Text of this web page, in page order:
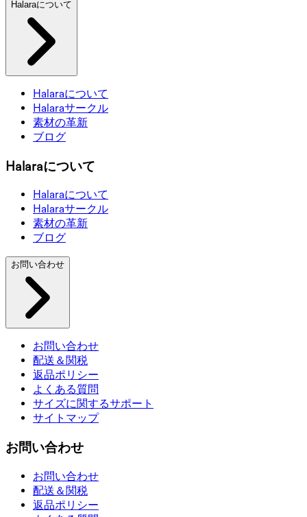
Halaraについて
Halaraについて
Halaraサークル
素材の革新
ブログ
Halaraについて
Halaraについて
Halaraサークル
素材の革新
ブログ
お問い合わせ
お問い合わせ
配送＆関税
返品ポリシー
よくある質問
サイズに関するサポート
サイトマップ
お問い合わせ
お問い合わせ
配送＆関税
返品ポリシー